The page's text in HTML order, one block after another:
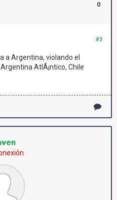
0
#3
a Argentina, violando el
AtlÃ¡ntico, Chile